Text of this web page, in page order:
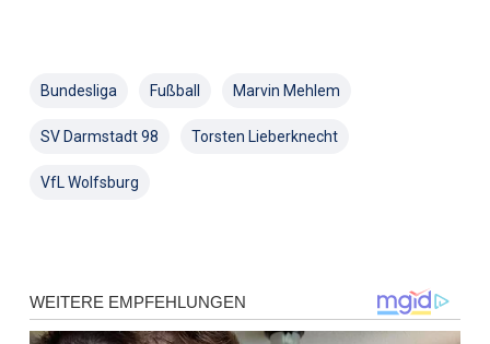
Bundesliga Fußball Marvin Mehlem
SV Darmstadt 98 Torsten Lieberknecht
VfL Wolfsburg